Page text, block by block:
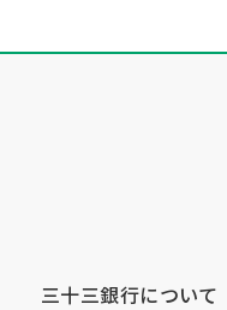
三十三銀行について